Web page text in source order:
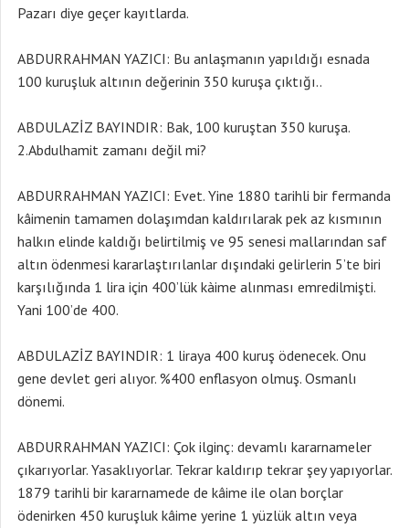
Pazarı diye geçer kayıtlarda.
ABDURRAHMAN YAZICI: Bu anlaşmanın yapıldığı esnada
100 kuruşluk altının değerinin 350 kuruşa çıktığı..
ABDULAZİZ BAYINDIR: Bak, 100 kuruştan 350 kuruşa.
2.Abdulhamit zamanı değil mi?
ABDURRAHMAN YAZICI: Evet. Yine 1880 tarihli bir fermanda
kâimenin tamamen dolaşımdan kaldırılarak pek az kısmının
halkın elinde kaldığı belirtilmiş ve 95 senesi mallarından saf
altın ödenmesi kararlaştırılanlar dışındaki gelirlerin 5’te biri
karşılığında 1 lira için 400’lük kàime alınması emredilmişti.
Yani 100’de 400.
ABDULAZİZ BAYINDIR: 1 liraya 400 kuruş ödenecek. Onu
gene devlet geri alıyor. %400 enflasyon olmuş. Osmanlı
dönemi.
ABDURRAHMAN YAZICI: Çok ilginç: devamlı kararnameler
çıkarıyorlar. Yasaklıyorlar. Tekrar kaldırıp tekrar şey yapıyorlar.
1879 tarihli bir kararnamede de kâime ile olan borçlar
ödenirken 450 kuruşluk kâime yerine 1 yüzlük altın veya